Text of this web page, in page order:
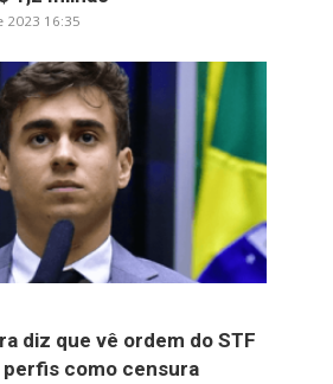
2023 16:35
diz que vê ordem do STF
perfis como censura